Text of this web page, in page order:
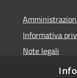
Informativa
Note legali
Dichiarazione